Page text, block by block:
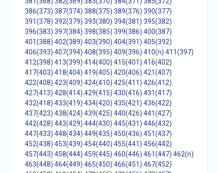
386(373) 387(374) 388(375) 389(376) 390(377)
391(378) 392(379) 393(380) 394(381) 395(382)
396(383) 397(384) 398(385) 399(386) 400(387)
401(388) 402(389) 403(390) 404(391) 405(392)
406(393) 407(394) 408(395) 409(396) 410(n) 411(397)
412(398) 413(399) 414(400) 415(401) 416(402)
417(403) 418(404) 419(405) 420(406) 421(407)
422(408) 423(409) 424(410) 425(411) 426(412)
427(413) 428(414) 429(415) 430(416) 431(417)
432(418) 433(419) 434(420) 435(421) 436(422)
437(423) 438(424) 439(425) 440(426) 441(427)
442(428) 443(429) 444(430) 445(431) 446(432)
447(433) 448(434) 449(435) 450(436) 451(437)
452(438) 453(439) 454(440) 455(441) 456(442)
457(443) 458(444) 459(445) 460(446) 461(447) 462(n)
463(448) 464(449) 465(450) 466(451) 467(452)